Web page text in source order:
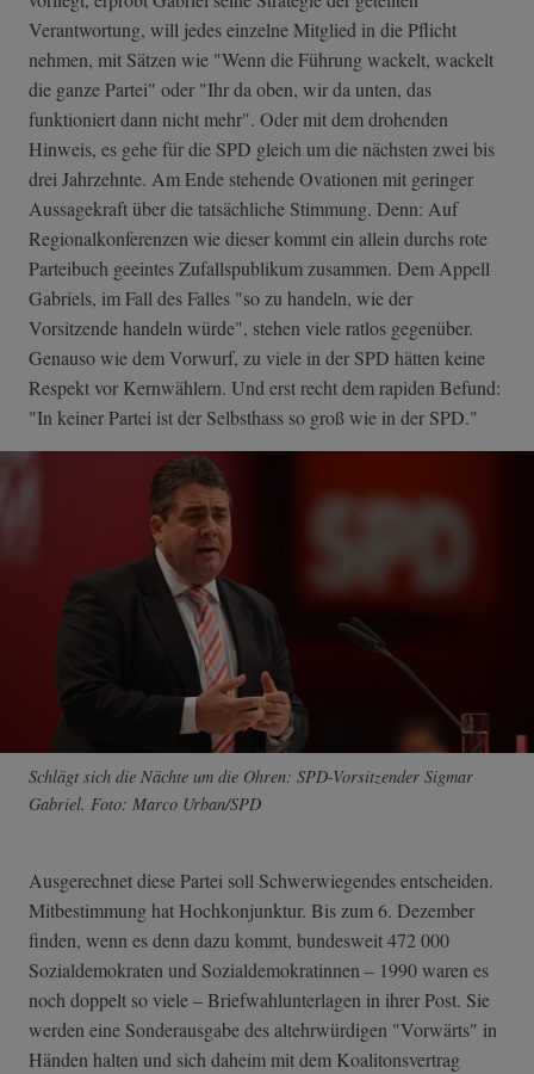
Verantwortung, will jedes einzelne Mitglied in die Pflicht
nehmen, mit Sätzen wie "Wenn die Führung wackelt, wackelt
die ganze Partei" oder "Ihr da oben, wir da unten, das
funktioniert dann nicht mehr". Oder mit dem drohenden
Hinweis, es gehe für die SPD gleich um die nächsten zwei bis
drei Jahrzehnte. Am Ende stehende Ovationen mit geringer
Aussagekraft über die tatsächliche Stimmung. Denn: Auf
Regionalkonferenzen wie dieser kommt ein allein durchs rote
Parteibuch geeintes Zufallspublikum zusammen. Dem Appell
Gabriels, im Fall des Falles "so zu handeln, wie der
Vorsitzende handeln würde", stehen viele ratlos gegenüber.
Genauso wie dem Vorwurf, zu viele in der SPD hätten keine
Respekt vor Kernwählern. Und erst recht dem rapiden Befund:
"In keiner Partei ist der Selbsthass so groß wie in der SPD."
Schlägt sich die Nächte um die Ohren: SPD-Vorsitzender Sigmar
Gabriel. Foto: Marco Urban/SPD
Ausgerechnet diese Partei soll Schwerwiegendes entscheiden.
Mitbestimmung hat Hochkonjunktur. Bis zum 6. Dezember
finden, wenn es denn dazu kommt, bundesweit 472 000
Sozialdemokraten und Sozialdemokratinnen – 1990 waren es
noch doppelt so viele – Briefwahlunterlagen in ihrer Post. Sie
werden eine Sonderausgabe des altehrwürdigen "Vorwärts" in
Händen halten und sich daheim mit dem Koalitonsvertrag